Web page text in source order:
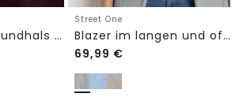
Cardigan mit Rundhals und Knöpfen
Street One
Blazer im langen und offenen Schnitt
69,99 €